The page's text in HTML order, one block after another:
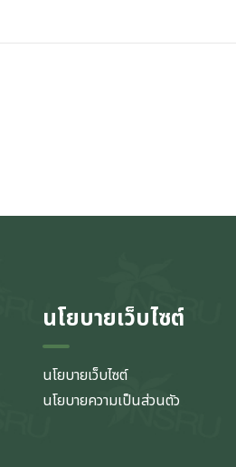
นโยบายเว็บไซต์
นโยบายเว็บไซต์
นโยบายความเป็นส่วนตัว